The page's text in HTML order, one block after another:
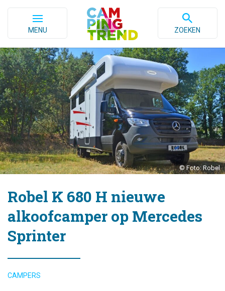
MENU ZOEKEN
© Foto: Robel
Robel K 680 H nieuwe
alkoofcamper op Mercedes
Sprinter
CAMPERS